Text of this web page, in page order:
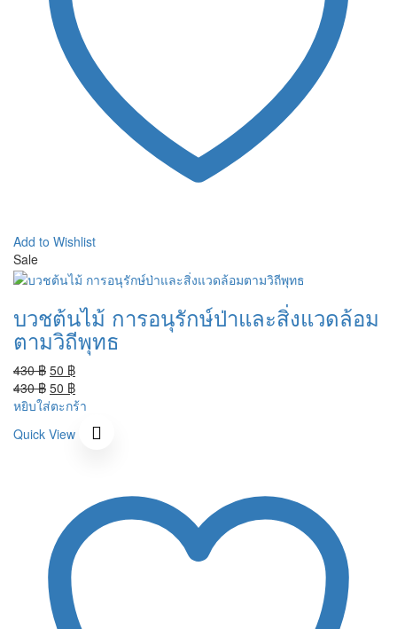
Add to Wishlist
Sale
บวชต้นไม้ การอนุรักษ์ป่าและสิ่งแวดล้อม
ตามวิถีพุทธ
430฿ Original
price
was:
50 ฿Current
price
is:
430฿ Original
price
430 ฿.
50 ฿Current
price
50 ฿.
หยิบใส่ตะกร้า
Quick View